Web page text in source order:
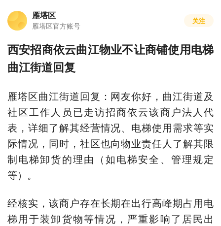
雁塔区
雁塔区官方账号
关注
西安招商依云曲江物业不让商铺使用电梯
曲江街道回复
雁塔区曲江街道回复：网友你好，曲江街道及
社区工作人员已走访招商依云该商户法人代
表，详细了解其经营情况、电梯使用需求等实
际情况，同时，社区也向物业责任人了解其限
制电梯卸货的理由（如电梯安全、管理规定
等）。
经核实，该商户存在长期在出行高峰期占用电
梯用于装卸货物等情况，严重影响了居民出